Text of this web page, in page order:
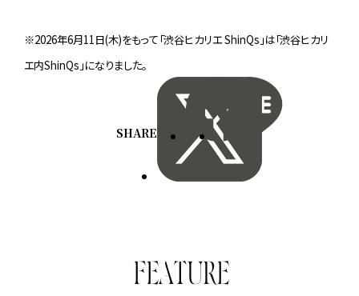
※2026年6月11日(木)をもって「渋谷ヒカリエ ShinQs」は「渋谷ヒカリ
エ内ShinQs」になりました。
SHARE
FEAT URE